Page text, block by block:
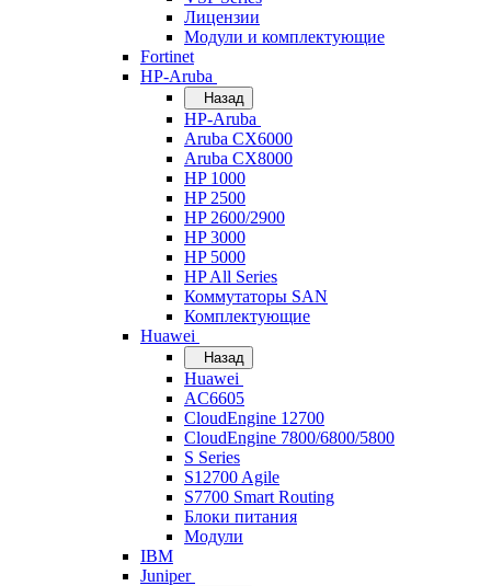
Лицензии
Модули и комплектующие
Fortinet
HP-Aruba
Назад
HP-Aruba
Aruba CX6000
Aruba CX8000
HP 1000
HP 2500
HP 2600/2900
HP 3000
HP 5000
HP All Series
Коммутаторы SAN
Комплектующие
Huawei
Назад
Huawei
AC6605
CloudEngine 12700
CloudEngine 7800/6800/5800
S Series
S12700 Agile
S7700 Smart Routing
Блоки питания
Модули
IBM
Juniper